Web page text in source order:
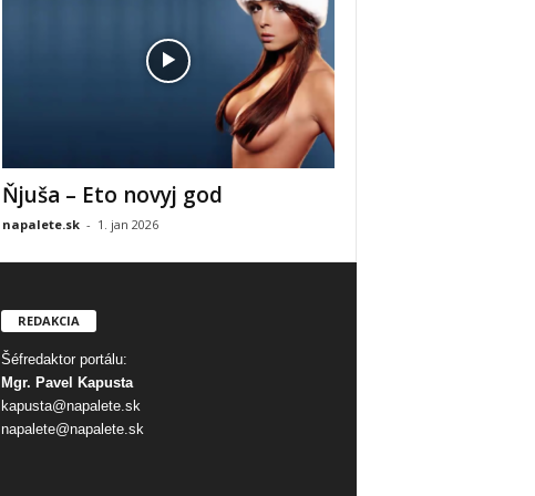
Ňjuša – Eto novyj god
napalete.sk - 1. jan 2026
REDAKCIA
Šéfredaktor portálu:
Mgr. Pavel Kapusta
kapusta@napalete.sk
napalete@napalete.sk